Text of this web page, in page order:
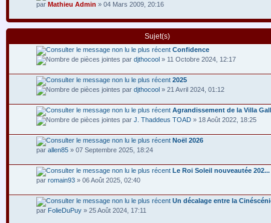
par Mathieu Admin » 04 Mars 2009, 20:16
Sujet(s)
Confidence
par djthocool » 11 Octobre 2024, 12:17
2025
par djthocool » 21 Avril 2024, 01:12
Agrandissement de la Villa
par J. Thaddeus TOAD » 18 Août 2022, 18:25
Noël 2026
par allen85 » 07 Septembre 2025, 18:24
Le Roi Soleil nouveautée 202...
par romain93 » 06 Août 2025, 02:40
Un décalage entre la
par FolieDuPuy » 25 Août 2024, 17:11